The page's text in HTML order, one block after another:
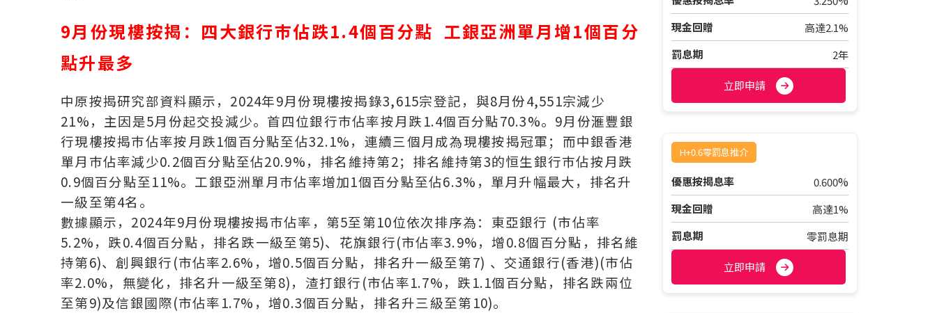
9月份現樓按揭：四大銀行巿佔跌1.4個百分點 工銀亞洲單月增1個百分
點升最多
中原按揭研究部資料顯示，2024年9月份現樓按揭錄3,615宗登記，與8月份4,551宗減少
21%，主因是5月份起交投減少。首四位銀行巿佔率按月跌1.4個百分點70.3%。9月份滙豐銀
行現樓按揭巿佔率按月跌1個百分點至佔32.1%，連續三個月成為現樓按揭冠軍；而中銀香港
單月巿佔率減少0.2個百分點至佔20.9%，排名維持第2；排名維持第3的恒生銀行巿佔按月跌
0.9個百分點至11%。工銀亞洲單月巿佔率增加1個百分點至佔6.3%，單月升幅最大，排名升
一級至第4名。
數據顯示，2024年9月份現樓按揭巿佔率，第5至第10位依次排序為：東亞銀行 (市佔率
5.2%，跌0.4個百分點，排名跌一級至第5)、花旗銀行(市佔率3.9%，增0.8個百分點，排名維
持第6)、創興銀行(市佔率2.6%，增0.5個百分點，排名升一級至第7) 、交通銀行(香港)(市佔
率2.0%，無變化，排名升一級至第8)，渣打銀行(市佔率1.7%，跌1.1個百分點，排名跌兩位
至第9)及信銀國際(市佔率1.7%，增0.3個百分點，排名升三級至第10)。
現金回贈
高達2.1%
罰息期
2年
立即申請
H+0.6零罰息推介
優惠按揭息率 0.600%
現金回贈
高達1%
罰息期
零罰息期
立即申請